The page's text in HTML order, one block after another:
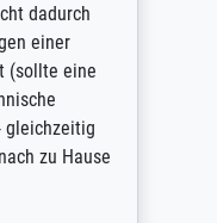
dadurch
einer
(sollte eine
gleichzeitig
zu Hause